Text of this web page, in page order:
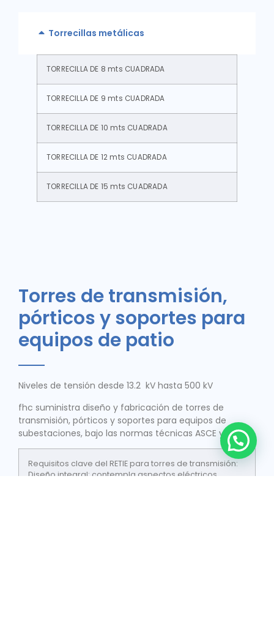
Torrecillas metálicas
TORRECILLA DE 8 mts CUADRADA
TORRECILLA DE 9 mts CUADRADA
TORRECILLA DE 10 mts CUADRADA
TORRECILLA DE 12 mts CUADRADA
TORRECILLA DE 15 mts CUADRADA
Torres de transmisión,
pórticos y soportes para
equipos de patio
Niveles de tensión desde 13.2 kV hasta 500 kV
fhc suministra diseño y fabricación de torres de
transmisión, pórticos y soportes para equipos de
subestaciones, bajo las normas técnicas ASCE y RETIE.
Requisitos clave del RETIE para torres de transmisión:
Diseño integral: contempla aspectos eléctricos,